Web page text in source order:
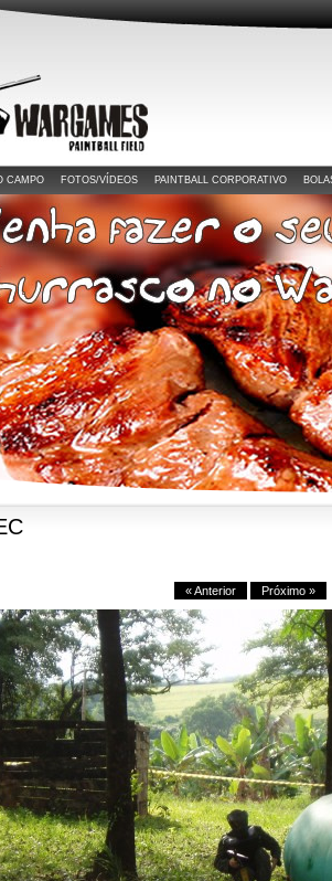
CAMPO FOTOS/VÍDEOS PAINTBALL CORPORATIVO
« Anterior Próximo »